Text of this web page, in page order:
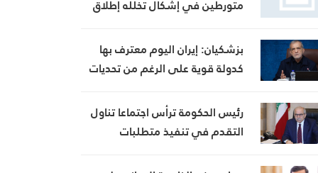
متورطين في إشكال تخلله إطلاق
ويتلف 16 خيمة مزروعة بالماريجوانا
بزشكيان: إيران اليوم معترف بها
كدولة قوية على الرغم من تحديات
رئيس الحكومة ترأس اجتماعا تناول
التقدم في تنفيذ متطلبات